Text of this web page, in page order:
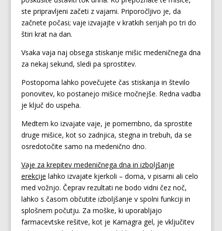
ste pripravljeni začeti z vajami. Priporočljivo je, da
začnete počasi; vaje izvajajte v kratkih serijah po tri do
štiri krat na dan.
Vsaka vaja naj obsega stiskanje mišic medeničnega dna
za nekaj sekund, sledi pa sprostitev.
Postopoma lahko povečujete čas stiskanja in število
ponovitev, ko postanejo mišice močnejše. Redna vadba
je ključ do uspeha.
Medtem ko izvajate vaje, je pomembno, da sprostite
druge mišice, kot so zadnjica, stegna in trebuh, da se
osredotočite samo na medenično dno.
Vaje za krepitev medeničnega dna in izboljšanje
erekcije lahko izvajate kjerkoli – doma, v pisarni ali celo
med vožnjo. Čeprav rezultati ne bodo vidni čez noč,
lahko s časom občutite izboljšanje v spolni funkciji in
splošnem počutju. Za moške, ki uporabljajo
farmacevtske rešitve, kot je Kamagra gel, je vključitev